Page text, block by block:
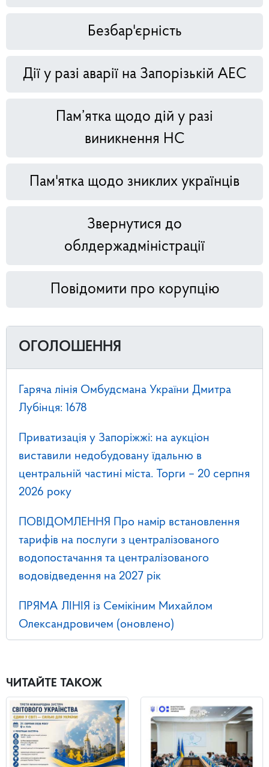
Безбар'єрність
Дії у разі аварії на Запорізькій АЕС
Пам’ятка щодо дій у разі
виникнення НС
Пам'ятка щодо зниклих українців
Звернутися до
облдержадміністрації
Повідомити про корупцію
ОГОЛОШЕННЯ
Гаряча лінія Омбудсмана України Дмитра
Лубінця: 1678
Приватизація у Запоріжжі: на аукціон
виставили недобудовану їдальню в
центральній частині міста. Торги – 20 серпня
2026 року
ПОВІДОМЛЕННЯ Про намір встановлення
тарифів на послуги з централізованого
водопостачання та централізованого
водовідведення на 2027 рік
ПРЯМА ЛІНІЯ із Семікіним Михайлом
Олександровичем (оновлено)
ЧИТАЙТЕ ТАКОЖ